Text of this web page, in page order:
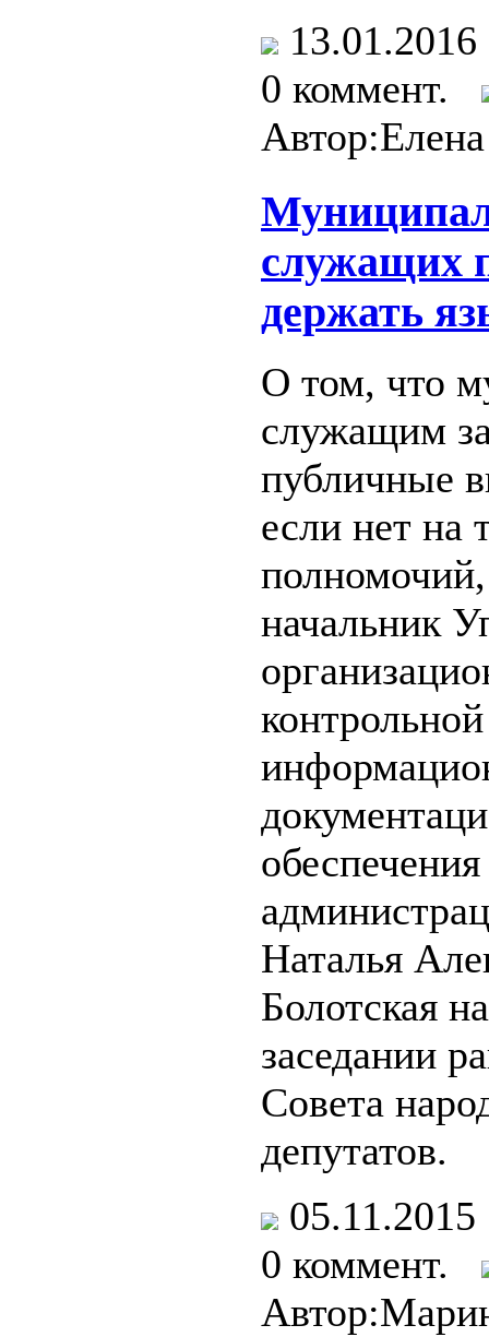
0 коммент.
служащих
держать
О том, что
служащим
публичные
если нет на
начальник
обеспечения
Наталья
Болотская
заседании
Совета
депутатов.
0 коммент.